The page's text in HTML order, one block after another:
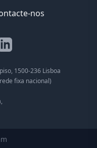
nos
1500-236 Lisboa
fixa nacional)